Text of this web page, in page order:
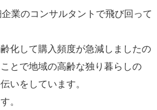
業のコンサルタントで飛び回って
化して購入頻度が急減しましたの
とで地域の高齢な独り暮らしの
いをしています。
。